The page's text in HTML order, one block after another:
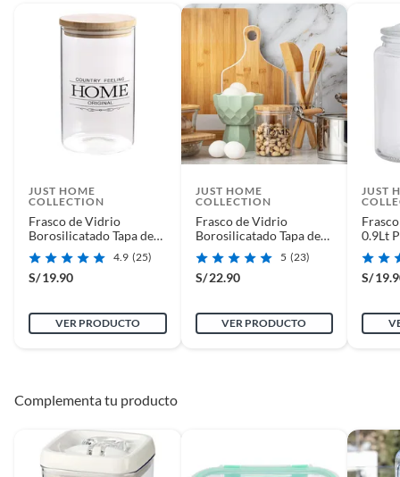
JUST HOME
COLLECTION
Frasco de Vidrio
Borosilicatado Tapa de
Bambú 1l
4.9 (25)
S/19.90
VER PRODUCTO
JUST HOME
COLLECTION
Frasco de Vidrio
Borosilicatado Tapa de
Bambú 1.4l
5 (23)
S/ 22.90
VER PRODUCTO
JUST
0.9Lt
S/
Complementa tu producto